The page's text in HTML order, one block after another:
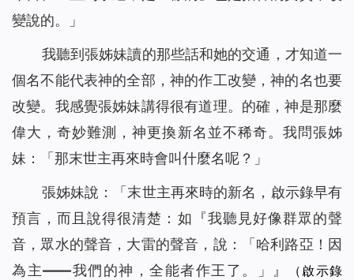
變說的。」
我聽到張姊妹讀的那些話和她的交通，才知道一
個名不能代表神的全部，神的作工改變，神的名也要
改變。我感覺張姊妹講得很有道理。的確，神是那麼
偉大，奇妙難測，神更換新名並不稀奇。我問張姊
妹：「那末世主再來時會叫什麼名呢？」
張姊妹說：「末世主再來時的新名，啟示錄早有
預言，而且說得很清楚：如『我聽見好像群眾的聲
音，眾水的聲音，大雷的聲音，說：「哈利路亞！因
為主——我們的神，全能者作王了。」』
（啟示錄